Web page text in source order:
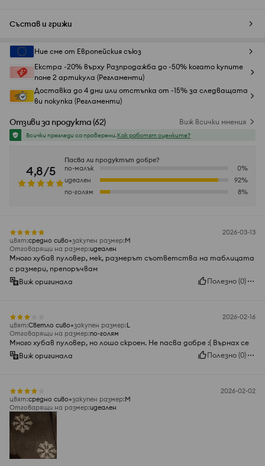
Състав и грижи
Ние сме от Европейския съюз
Екстра -20% върху Разпродажба до -50% когато купите
поне 2 артикула (Регламенти)
Доставка до 4 дни или отстъпка от -15% за следващата
ви покупка (Регламенти)
Отзиви за продукта(62) Виж всички мнения
Всички прегледи са проверени.Как работят оценките?
4,8/5
Пасва ли продуктът добре?
по-малък
0%
идеален
92%
по-голям
8%
2026-03-13
цвят:средно сиво закупен размер:M
Отговарящи на размер:идеален
Много хубав пуловер, мек, размерът съответства на таблицата
с размери, препоръчвам
Виж оригинала
Полезно (0)
2026-02-16
цвят:Светло сиво закупен размер:L
Отговарящи на размер:по-голям
Много хубав пуловер, но лошо скроен. Не пасва добре :( Върнах се
Виж оригинала
Полезно (0)
2026-02-02
цвят:средно сиво закупен размер:M
Отговарящи на размер:идеален